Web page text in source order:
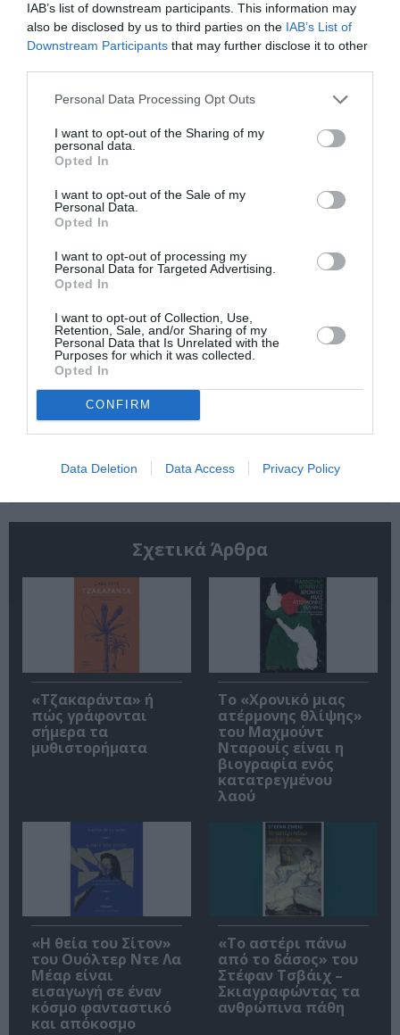
IAB’s list of downstream participants. This information may
also be disclosed by us to third parties on the IAB’s List of
Downstream Participants that may further disclose it to other
Personal Data Processing Opt Outs
I want to opt-out of the Sharing of my
personal data.
Opted In
I want to opt-out of the Sale of my
Personal Data.
Opted In
I want to opt-out of processing my
Personal Data for Targeted Advertising.
Opted In
I want to opt-out of Collection, Use,
Retention, Sale, and/or Sharing of my
Personal Data that Is Unrelated with the
Purposes for which it was collected.
Opted In
CONFIRM
Data Deletion Data Access Privacy Policy
Ακολουθήστε το Culturenow.gr στο Google News
μάθετε πρώτοι όλες τις ειδήσεις
Πολιτισμό στοCulturenow.gr
Νέοι Διαγωνισμοί
Tags
ΕΚΔΟΣΕΙΣ ΚΙΧΛΗ
Newsletter
Κάθε βδομάδα στο e-mail σας τα τελευταία νέα για
την Τέχνη και τον Πολιτισμό!
Σχετικά Άρθρα
«Τζακαράντα» ή
πώς γράφονται
σήμερα τα
μυθιστορήματα
Το «Χρονικό μιας
ατέρμονης θλίψης»
του Μαχμούντ
Νταρουίς είναι η
βιογραφία ενός
κατατρεγμένου
λαού
«Η θεία του Σίτον»
του Ουόλτερ Ντε Λα
Μέαρ είναι
εισαγωγή σε έναν
κόσμο φανταστικό
και απόκοσμο
«Το αστέρι πάνω
από το δάσος» του
Στέφαν Τσβάιχ –
Σκιαγραφώντας τα
ανθρώπινα πάθη